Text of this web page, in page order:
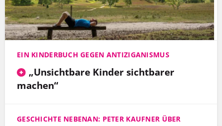
EIN KINDERBUCH GEGEN ANTIZIGANISMUS
„Unsichtbare Kinder sichtbarer
machen“
GESCHICHTE NEBENAN: PETER KAUFNER ÜBER